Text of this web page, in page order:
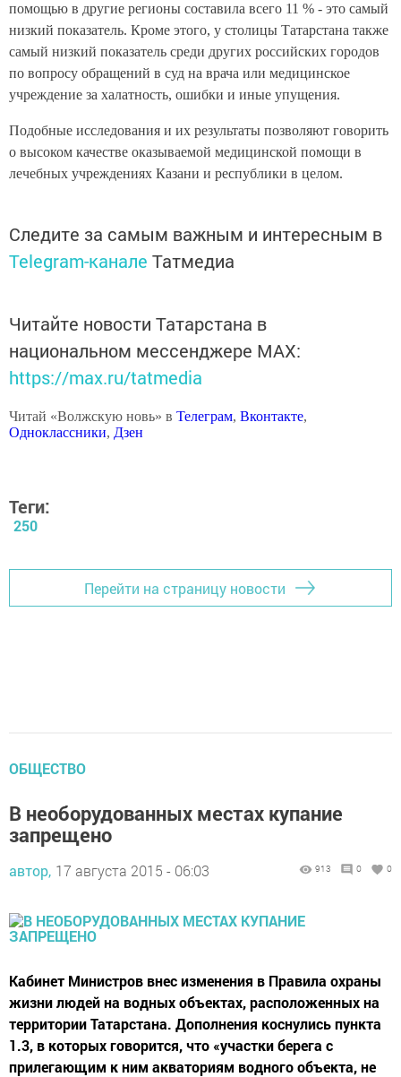
помощью в другие регионы составила всего 11 % - это самый
низкий показатель. Кроме этого, у столицы Татарстана также
самый низкий показатель среди других российских городов
по вопросу обращений в суд на врача или медицинское
учреждение за халатность, ошибки и иные упущения.
Подобные исследования и их результаты позволяют говорить
о высоком качестве оказываемой медицинской помощи в
лечебных учреждениях Казани и республики в целом.
Следите за самым важным и интересным в
Telegram-канале Татмедиа
Читайте новости Татарстана в
национальном мессенджере MАХ:
https://max.ru/tatmedia
Читай «Волжскую новь» в Телеграм, Вконтакте,
Одноклассники, Дзен
Теги:
250
Перейти на страницу новости
ОБЩЕСТВО
В необорудованных местах купание
запрещено
автор, 17 августа 2015 - 06:03 913 0 0
Кабинет Министров внес изменения в Правила охраны
жизни людей на водных объектах, расположенных на
территории Татарстана. Дополнения коснулись пункта
1.3, в которых говорится, что «участки берега с
прилегающим к ним акваториям водного объекта, не